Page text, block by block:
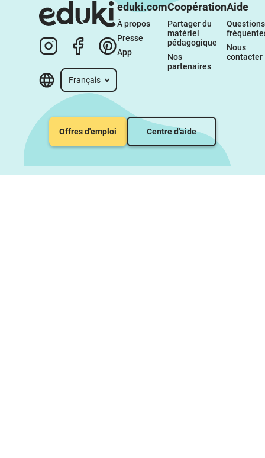
Français
eduki.com
À propos
Presse
App
Coopération
Partager du
matériel
pédagogique
Nos
partenaires
Aide
Questions
Nous
contacter
Offres d'emploi Centre d'aide